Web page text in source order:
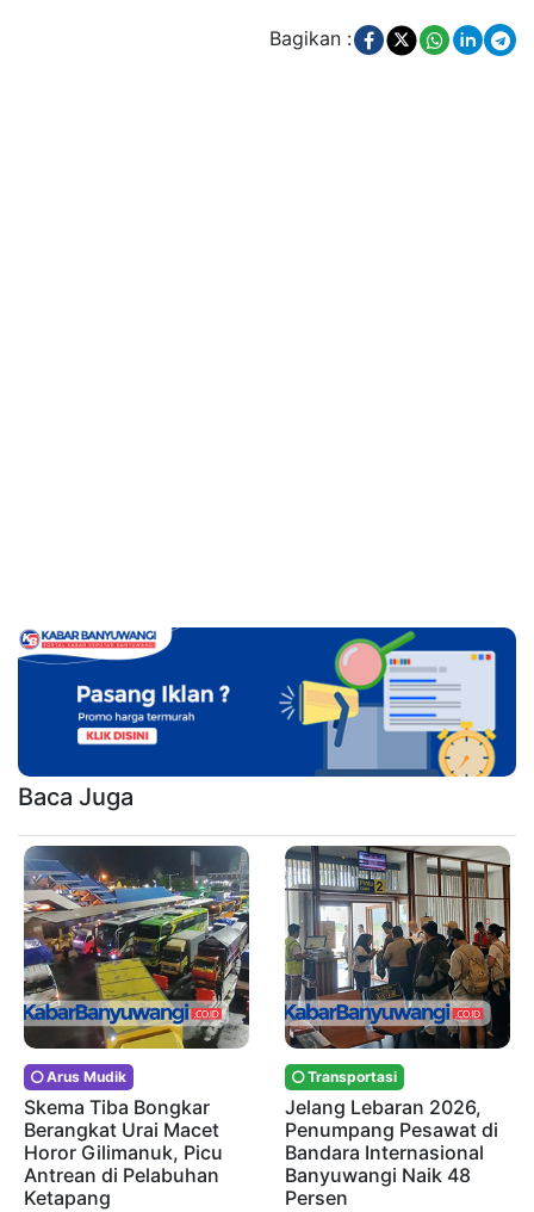
Bagikan :
Baca Juga
Arus Mudik
Skema Tiba Bongkar
Berangkat Urai Macet
Horor Gilimanuk, Picu
Antrean di Pelabuhan
Ketapang
Transportasi
Jelang Lebaran 2026,
Penumpang Pesawat di
Bandara Internasional
Banyuwangi Naik 48
Persen